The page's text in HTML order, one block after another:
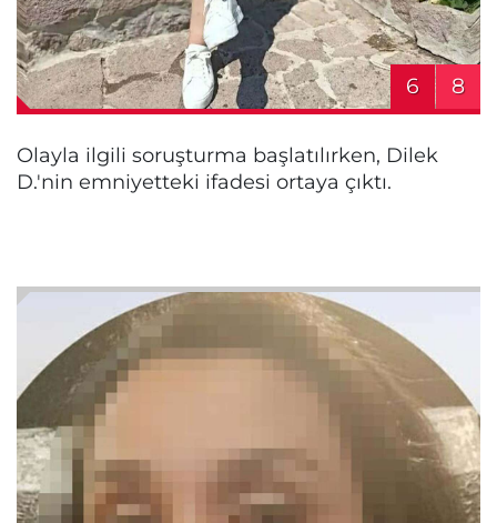
6 8
Olayla ilgili soruşturma başlatılırken, Dilek
D.'nin emniyetteki ifadesi ortaya çıktı.